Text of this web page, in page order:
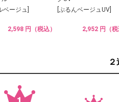
ベージュ]
2,598 円（税込）
[ぷるんベージュUV]
2,952 円（税